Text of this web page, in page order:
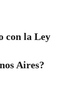
con la Ley
Aires?